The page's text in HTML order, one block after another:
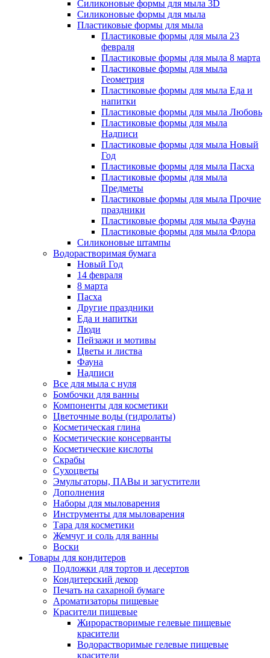
Силиконовые формы для мыла 3D
Силиконовые формы для мыла
Пластиковые формы для мыла
Пластиковые формы для мыла 23
февраля
Пластиковые формы для мыла 8 марта
Пластиковые формы для мыла
Геометрия
Пластиковые формы для мыла Еда и
напитки
Пластиковые формы для мыла Любовь
Пластиковые формы для мыла
Надписи
Пластиковые формы для мыла Новый
Год
Пластиковые формы для мыла Пасха
Пластиковые формы для мыла
Предметы
Пластиковые формы для мыла Прочие
праздники
Пластиковые формы для мыла Фауна
Пластиковые формы для мыла Флора
Силиконовые штампы
Водорастворимая бумага
Новый Год
14 февраля
8 марта
Пасха
Другие праздники
Еда и напитки
Люди
Пейзажи и мотивы
Цветы и листва
Фауна
Надписи
Все для мыла с нуля
Бомбочки для ванны
Компоненты для косметики
Цветочные воды (гидролаты)
Косметическая глина
Косметические консерванты
Косметические кислоты
Скрабы
Сухоцветы
Эмульгаторы, ПАВы и загустители
Дополнения
Наборы для мыловарения
Инструменты для мыловарения
Тара для косметики
Жемчуг и соль для ванны
Воски
Товары для кондитеров
Подложки для тортов и десертов
Кондитерский декор
Печать на сахарной бумаге
Ароматизаторы пищевые
Красители пищевые
Жирорастворимые гелевые пищевые
красители
Водорастворимые гелевые пищевые
красители